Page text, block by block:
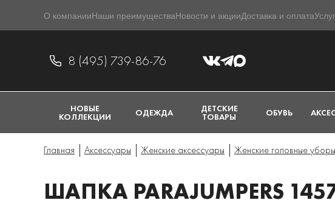
О компанииНаши преимуществаНовости и акцииДоставка и оплата
8 (495) 739-86-76
НОВЫЕ
КОЛЛЕКЦИИ ОДЕЖДА ДЕТСКИЕ
ТОВАРЫ ОБУВЬ
Главная Аксессуары Женские аксессуары Женские головные уборы
ШАПКА PARAJUMPERS